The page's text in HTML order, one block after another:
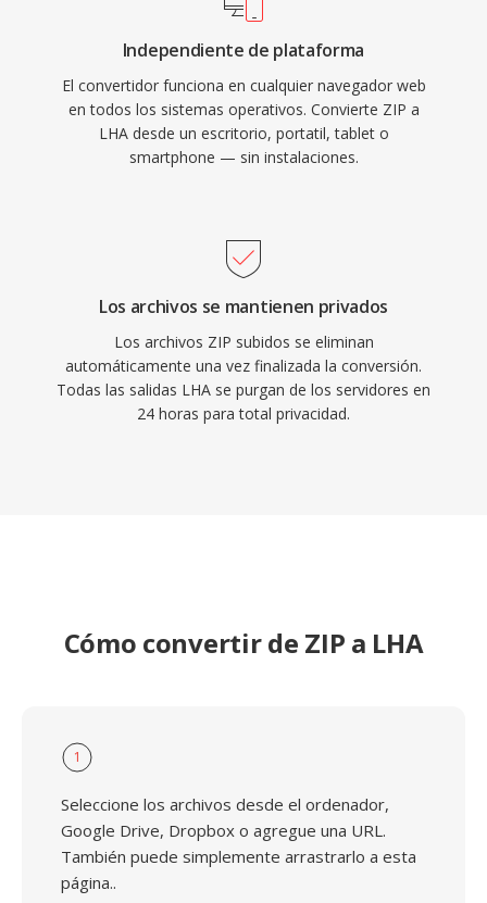
Independiente de plataforma
El convertidor funciona en cualquier navegador web
en todos los sistemas operativos. Convierte ZIP a
LHA desde un escritorio, portatil, tablet o
smartphone — sin instalaciones.
Los archivos se mantienen privados
Los archivos ZIP subidos se eliminan
automáticamente una vez finalizada la conversión.
Todas las salidas LHA se purgan de los servidores en
24 horas para total privacidad.
Cómo convertir de ZIP a LHA
1
Seleccione los archivos desde el ordenador,
Google Drive, Dropbox o agregue una URL.
También puede simplemente arrastrarlo a esta
página..